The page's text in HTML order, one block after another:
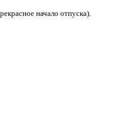
начало отпуска).